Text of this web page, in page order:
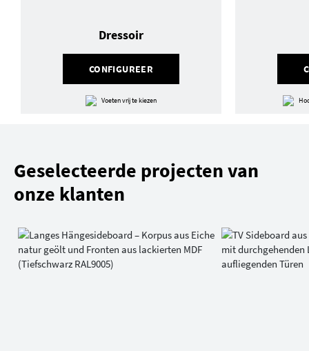
CONFIGUREER
Dressoir
Voeten vrij te kiezen
Geselecteerde projecten van
onze klanten